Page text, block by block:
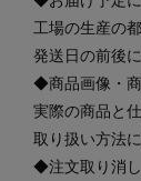
工場の生産の
発送日の前後
◆商品画像・
実際の商品と
取り扱い方法
◆注文取り消